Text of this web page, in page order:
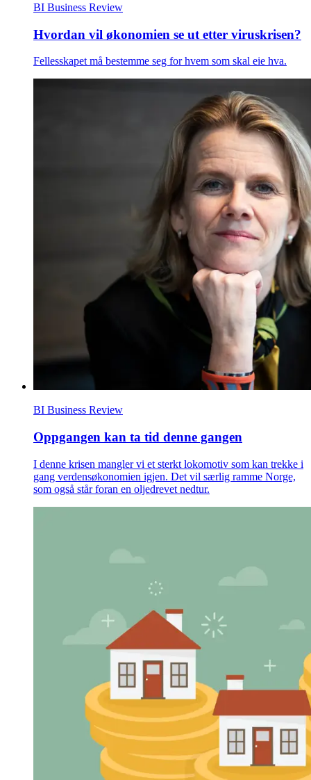
BI Business Review
Hvordan vil økonomien se ut etter viruskrisen?
Fellesskapet må bestemme seg for hvem som skal eie hva.
BI Business Review
Oppgangen kan ta tid denne gangen
I denne krisen mangler vi et sterkt lokomotiv som kan trekke i
gang verdensøkonomien igjen. Det vil særlig ramme Norge,
som også står foran en oljedrevet nedtur.